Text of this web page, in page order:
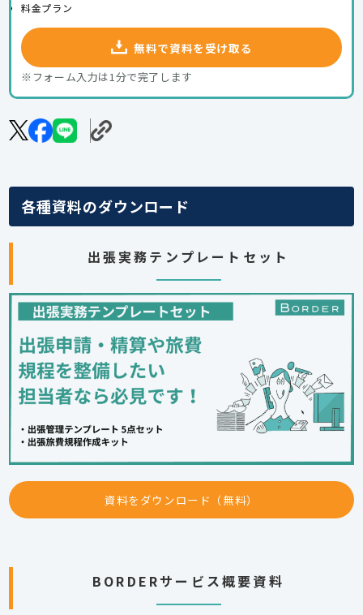
料金プラン
無料で資料を受け取る
※フォーム入力は1分で完了します
各種資料のダウンロード
出張実務テンプレートセット
資料をダウンロード（無料）
BORDERサービス概要資料